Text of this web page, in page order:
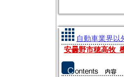
自動車業界以
安曇野市穂高牧_